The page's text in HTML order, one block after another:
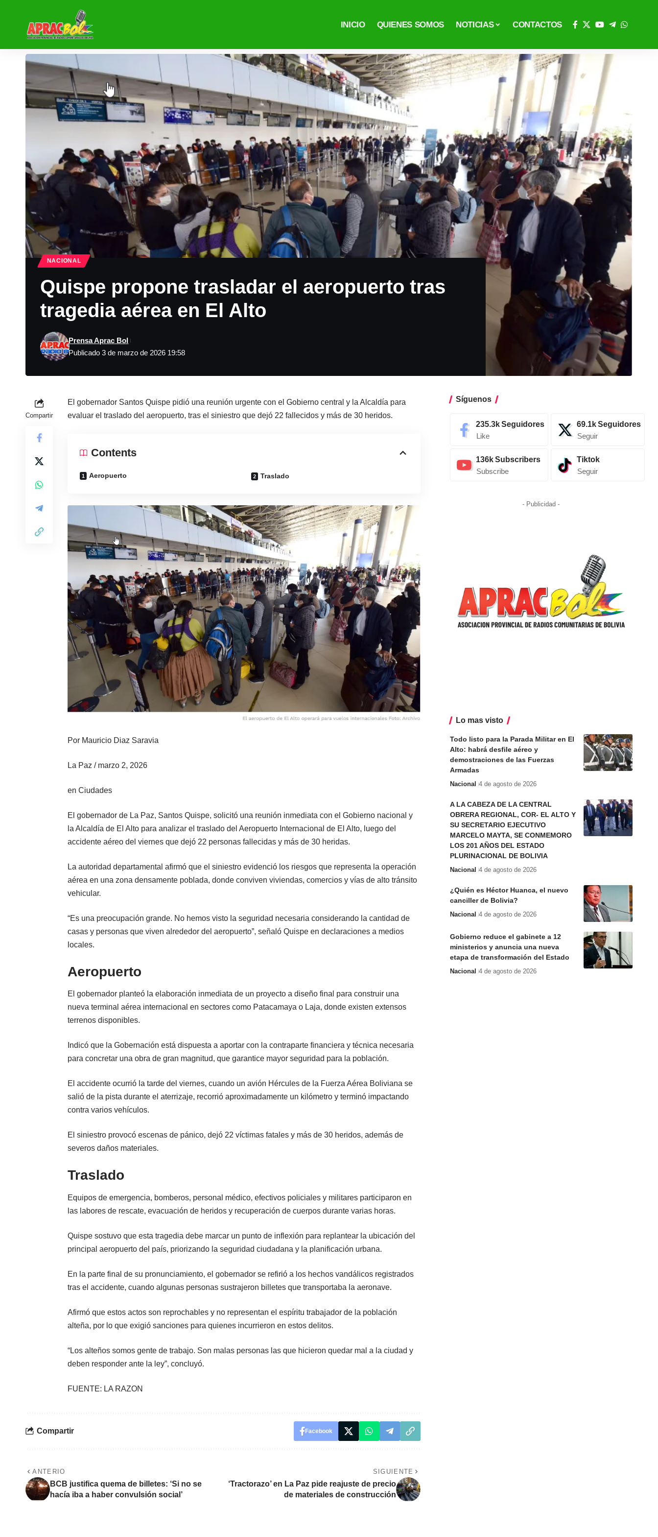
INICIO QUIENES SOMOS NOTICIAS CONTACTOS
NACIONAL
Quispe propone trasladar el aeropuerto tras
tragedia aérea en El Alto
Publicado 3 de marzo de 2026 19:58
Prensa Aprac Bol
Compartir
El gobernador Santos Quispe pidió una reunión urgente con el Gobierno central y la Alcaldía para
evaluar el traslado del aeropuerto, tras el siniestro que dejó 22 fallecidos y más de 30 heridos.
Contents
Aeropuerto Traslado
Por Mauricio Diaz Saravia
La Paz / marzo 2, 2026
en Ciudades
El gobernador de La Paz, Santos Quispe, solicitó una reunión inmediata con el Gobierno nacional y
la Alcaldía de El Alto para analizar el traslado del Aeropuerto Internacional de El Alto, luego del
accidente aéreo del viernes que dejó 22 personas fallecidas y más de 30 heridas.
La autoridad departamental afirmó que el siniestro evidenció los riesgos que representa la operación
aérea en una zona densamente poblada, donde conviven viviendas, comercios y vías de alto tránsito
vehicular.
“Es una preocupación grande. No hemos visto la seguridad necesaria considerando la cantidad de
casas y personas que viven alrededor del aeropuerto”, señaló Quispe en declaraciones a medios
locales.
Aeropuerto
El gobernador planteó la elaboración inmediata de un proyecto a diseño final para construir una
nueva terminal aérea internacional en sectores como Patacamaya o Laja, donde existen extensos
terrenos disponibles.
Indicó que la Gobernación está dispuesta a aportar con la contraparte financiera y técnica necesaria
para concretar una obra de gran magnitud, que garantice mayor seguridad para la población.
El accidente ocurrió la tarde del viernes, cuando un avión Hércules de la Fuerza Aérea Boliviana se
salió de la pista durante el aterrizaje, recorrió aproximadamente un kilómetro y terminó impactando
contra varios vehículos.
El siniestro provocó escenas de pánico, dejó 22 víctimas fatales y más de 30 heridos, además de
severos daños materiales.
Traslado
Equipos de emergencia, bomberos, personal médico, efectivos policiales y militares participaron en
las labores de rescate, evacuación de heridos y recuperación de cuerpos durante varias horas.
Quispe sostuvo que esta tragedia debe marcar un punto de inflexión para replantear la ubicación del
principal aeropuerto del país, priorizando la seguridad ciudadana y la planificación urbana.
En la parte final de su pronunciamiento, el gobernador se refirió a los hechos vandálicos registrados
tras el accidente, cuando algunas personas sustrajeron billetes que transportaba la aeronave.
Afirmó que estos actos son reprochables y no representan el espíritu trabajador de la población
alteña, por lo que exigió sanciones para quienes incurrieron en estos delitos.
“Los alteños somos gente de trabajo. Son malas personas las que hicieron quedar mal a la ciudad y
deben responder ante la ley”, concluyó.
FUENTE: LA RAZON
Compartir Facebook
ANTERIO
BCB justifica quema de billetes: ‘Si no se
hacía iba a haber convulsión social’
SIGUIENTE
‘Tractorazo’ en La Paz pide reajuste de precio
de materiales de construcción
Síguenos
235.3kSeguidores
Like
69.1kSeguidores
Seguir
136kSubscribers
Subscribe
Tiktok
Seguir
- Publicidad -
Lo mas visto
Todo listo para la Parada Militar en El
Alto: habrá desfile aéreo y
demostraciones de las Fuerzas
Armadas
Nacional 4 de agosto de 2026
A LA CABEZA DE LA CENTRAL
OBRERA REGIONAL, COR- EL ALTO Y
SU SECRETARIO EJECUTIVO
MARCELO MAYTA, SE CONMEMORO
LOS 201 AÑOS DEL ESTADO
PLURINACIONAL DE BOLIVIA
Nacional 4 de agosto de 2026
¿Quién es Héctor Huanca, el nuevo
canciller de Bolivia?
Nacional 4 de agosto de 2026
Gobierno reduce el gabinete a 12
ministerios y anuncia una nueva
etapa de transformación del Estado
Nacional 4 de agosto de 2026